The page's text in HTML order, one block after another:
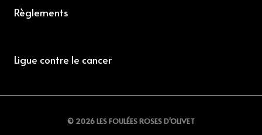
Règlements
Ligue contre le cancer
© 2026 LES FOULÉES ROSES D'OLIVET